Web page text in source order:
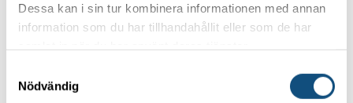
Dessa kan i sin tur kombinera informationen med annan
information som du har tillhandahållit eller som de har
Nödvändig
Read more!
känsliga miljöer